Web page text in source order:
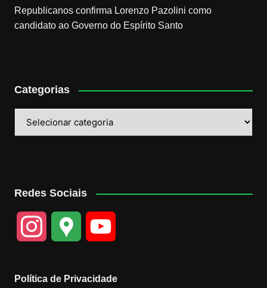
Republicanos confirma Lorenzo Pazolini como
candidato ao Governo do Espírito Santo
Categorias
Redes Sociais
Política de Privacidade